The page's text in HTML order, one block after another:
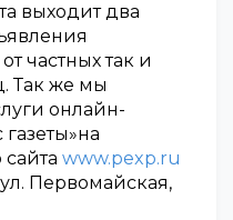
выходит два
частных так и
Так же мы
онлайн-
www.pexp.ru
Первомайская,